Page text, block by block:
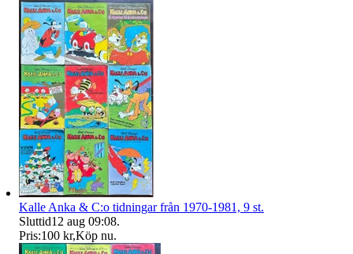
Kalle Anka & C:o tidningar från 1970-1981, 9 st.
Sluttid12 aug 09:08.
Pris:100 kr,Köp nu.